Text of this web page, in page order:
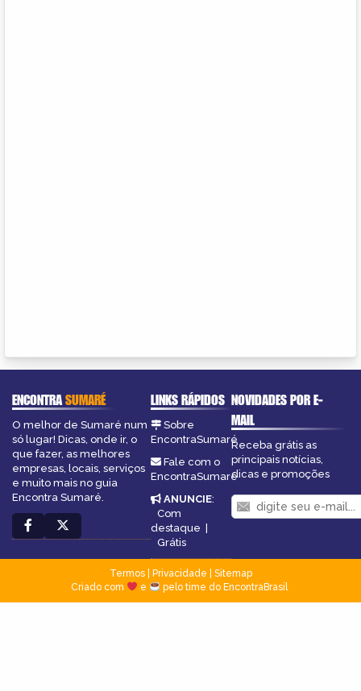
ENCONTRASUMARÉ
O melhor de Sumaré num
só lugar! Dicas, onde ir, o
que fazer, as melhores
empresas, locais, serviços
e muito mais no guia
Encontra Sumaré.
LINKS RÁPIDOS
Sobre
EncontraSumaré
Fale com o
EncontraSumaré
ANUNCIE:
Com
destaque |
Grátis
NOVIDADES POR E-
MAIL
Receba grátis as
principais notícias,
dicas e promoções
Termos| Privacidade
Sitemap
Criado com
e pelo time do EncontraBrasil